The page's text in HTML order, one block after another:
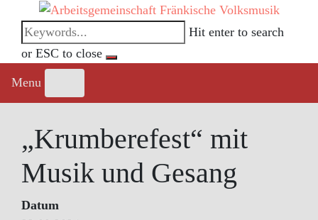
content
Hit enter to search
or ESC to close
Menu
„Krumberefest“ mit
Musik und Gesang
Datum